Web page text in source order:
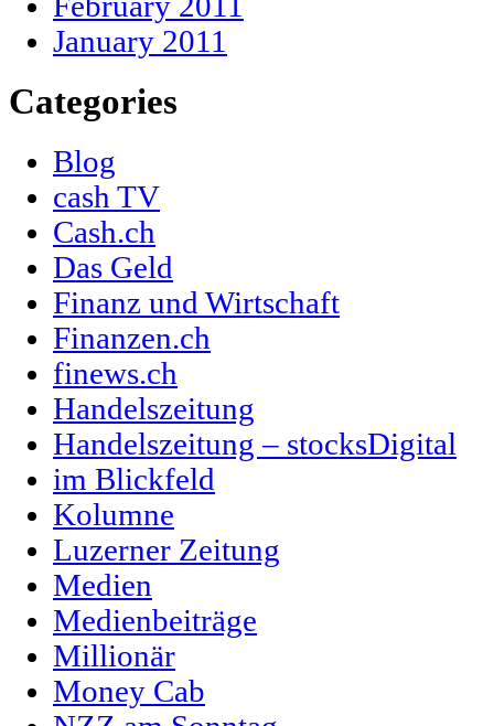
January 2011
Categories
Blog
cash TV
Cash.ch
Das Geld
Finanz und Wirtschaft
Finanzen.ch
finews.ch
Handelszeitung
Handelszeitung – stocksDigital
im Blickfeld
Kolumne
Luzerner Zeitung
Medien
Medienbeiträge
Millionär
Money Cab